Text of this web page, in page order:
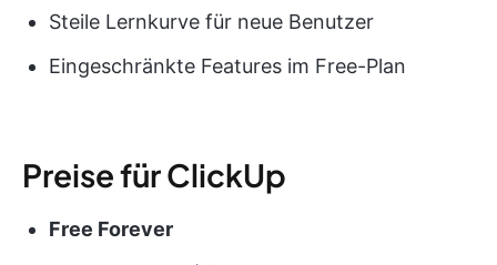
Steile Lernkurve für neue Benutzer
Eingeschränkte Features im Free-Plan
Preise für ClickUp
Free Forever